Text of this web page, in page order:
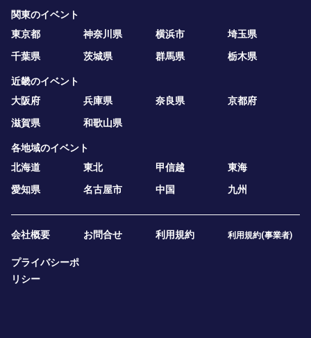
関東のイベント
東京都
神奈川県 横浜市
埼玉県
千葉県
茨城県 群馬県 栃木県
近畿のイベント
大阪府
兵庫県 奈良県
京都府
滋賀県
和歌山県
各地域のイベント
北海道
東北 甲信越
東海
愛知県
名古屋市 中国 九州
会社概要 お問合せ 利用規約 利用規約(事業者)
プライバシーポ
リシー